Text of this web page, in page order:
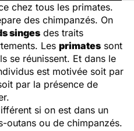
chez tous les primates.
des chimpanzés. On
singes des traits
Les primates sont
se réunissent. Et dans le
est motivée soit par
par la présence de
si on est dans un
ou de chimpanzés.